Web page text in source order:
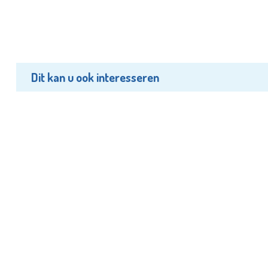
Dit kan u ook interesseren